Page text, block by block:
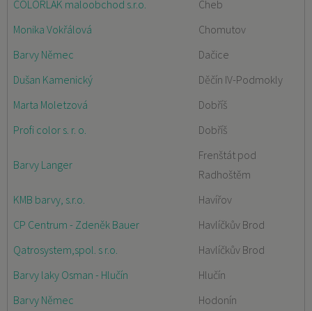
COLORLAK maloobchod s.r.o.
Cheb
Monika Vokřálová
Chomutov
Barvy Němec
Dačice
Dušan Kamenický
Děčín IV-Podmokly
Marta Moletzová
Dobříš
Profi color s. r. o.
Dobříš
Barvy Langer
Frenštát pod
Radhoštěm
KMB barvy, s.r.o.
Havířov
CP Centrum - Zdeněk Bauer
Havlíčkův Brod
Qatrosystem,spol. s r.o.
Havlíčkův Brod
Barvy laky Osman - Hlučín
Hlučín
Barvy Němec
Hodonín